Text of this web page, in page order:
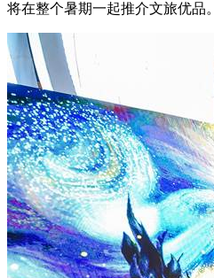
将在整个暑期一起推介文旅优品。